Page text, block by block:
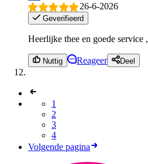
26-6-2026
Geverifieerd
Heerlijke thee en goede service ,
Nuttig Reageer Deel
1
2
3
4
Volgende pagina